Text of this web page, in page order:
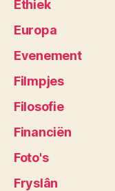
Ethiek
Europa
Evenement
Filmpjes
Filosofie
Financiën
Foto's
Fryslân